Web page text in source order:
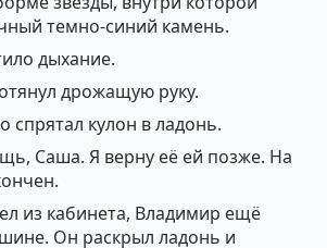
темно-синий камень.
дыхание.
дрожащую руку.
спрятал кулон в ладонь.
Саша. Я верну её ей позже. На
из кабинета, Владимир ещё
Он раскрыл ладонь и